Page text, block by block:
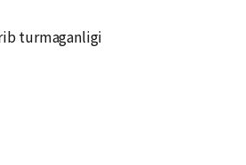
turmaganligi